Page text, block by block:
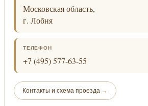
Московская область,
г. Лобня
ТЕЛЕФОН
+7 (495) 577-63-55
Контакты и схема проезда →